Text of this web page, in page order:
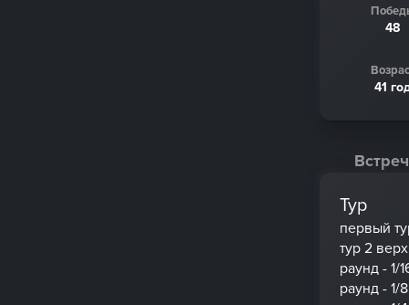
48
41
Тур
первый
тур 2
раунд - 1/
раунд - 1/8